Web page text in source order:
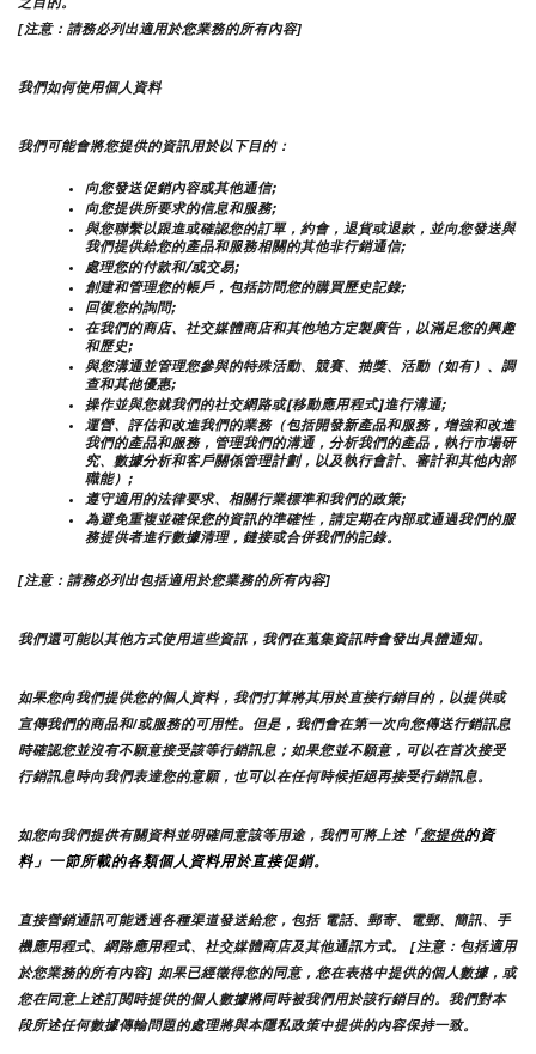
[注意：請務必列出適用於您業務的所有內容]
我們如何使用個人資料
我們可能會將您提供的資訊用於以下目的：
向您發送促銷內容或其他通信;
向您提供所要求的信息和服務;
與您聯繫以跟進或確認您的訂單，約會，退貨或退款，並向您發送與
我們提供給您的產品和服務相關的其他非行銷通信;
處理您的付款和/或交易;
創建和管理您的帳戶，包括訪問您的購買歷史記錄;
回復您的詢問;
在我們的商店、社交媒體商店和其他地方定製廣告，以滿足您的興趣
和歷史;
與您溝通並管理您參與的特殊活動、競賽、抽獎、活動（如有）、調
查和其他優惠;
操作並與您就我們的社交網路或[移動應用程式]進行溝通;
運營、評估和改進我們的業務（包括開發新產品和服務，增強和改進
我們的產品和服務，管理我們的溝通，分析我們的產品，執行市場研
究、數據分析和客戶關係管理計劃，以及執行會計、審計和其他內部
職能）;
遵守適用的法律要求、相關行業標準和我們的政策;
為避免重複並確保您的資訊的準確性，請定期在內部或通過我們的服
務提供者進行數據清理，鏈接或合併我們的記錄。
[注意：請務必列出包括適用於您業務的所有內容]
我們還可能以其他方式使用這些資訊，我們在蒐集資訊時會發出具體通知。
如果您向我們提供您的個人資料，我們打算將其用於直接行銷目的，以提供或
宣傳我們的商品和/或服務的可用性。但是，我們會在第一次向您傳送行銷訊息
時確認您並沒有不願意接受該等行銷訊息；如果您並不願意，可以在首次接受
行銷訊息時向我們表達您的意願，也可以在任何時候拒絕再接受行銷訊息。
如您向我們提供有關資料並明確同意該等用途，我們可將上述「 您提供的資
料」一節所載的各類個人資料用於直接促銷。
直接營銷通訊可能透過各種渠道發送給您，包括 電話、郵寄、電郵、簡訊、手
機應用程式、網路應用程式、社交媒體商店及其他通訊方式。 [注意：包括適用
於您業務的所有內容] 如果已經徵得您的同意，您在表格中提供的個人數據，或
您在同意上述訂閱時提供的個人數據將同時被我們用於該行銷目的。我們對本
段所述任何數據傳輸問題的處理將與本隱私政策中提供的內容保持一致。